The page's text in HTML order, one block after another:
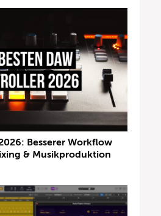
Besserer Workflow
& Musikproduktion